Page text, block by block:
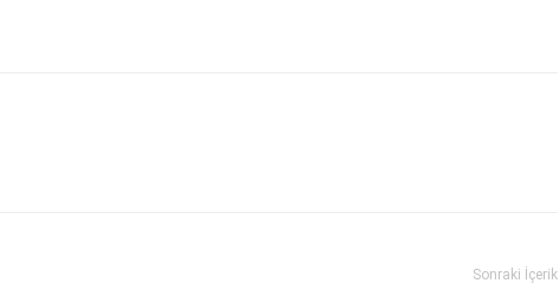
Sonraki İçerik